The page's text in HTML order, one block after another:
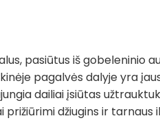
pasiūtus iš gobeleninio
pagalvės dalyje yra
dailiai įsiūtas
džiugins ir tarnaus